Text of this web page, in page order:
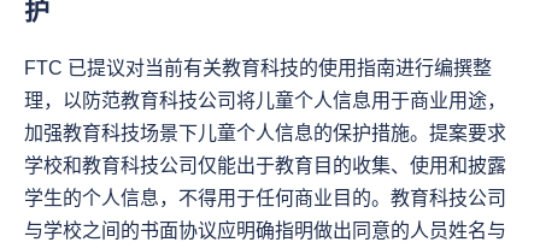
护
FTC 已提议对当前有关教育科技的使用指南进行编撰整
理，以防范教育科技公司将儿童个人信息用于商业用途，
加强教育科技场景下儿童个人信息的保护措施。提案要求
学校和教育科技公司仅能出于教育目的收集、使用和披露
学生的个人信息，不得用于任何商业目的。教育科技公司
与学校之间的书面协议应明确指明做出同意的人员姓名与